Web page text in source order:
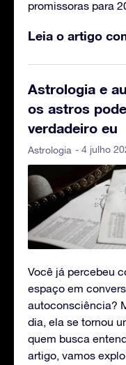
promissoras para
Leia o artigo
Astrologia e
os astros
verdadeiro eu
Astrologia - 4 julho
Você já percebeu
espaço em
autoconsciência?
dia, ela se tornou
quem busca
artigo, vamos